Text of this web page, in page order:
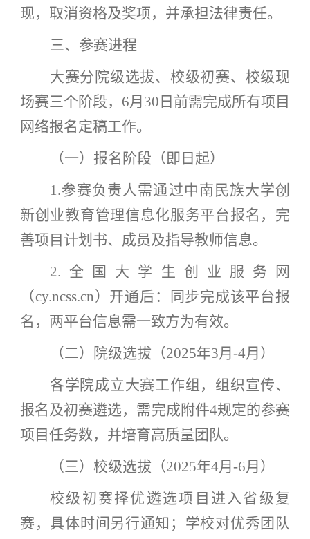
现，取消资格及奖项，并承担法律责任。
三、参赛进程
大赛分院级选拔、校级初赛、校级现
场赛三个阶段， 6月30日前需完成所有项目
网络报名定稿工作。
（一）报名阶段（即日起）
1.参赛负责人需通过中南民族大学创
新创业教育管理信息化服务平台报名，完
善项目计划书、成员及指导教师信息。
2.全国大学生创业服务网
（cy.ncss.cn）开通后：同步完成该平台报
名，两平台信息需一致方为有效。
（二）院级选拔（2025年3月-4月）
各学院成立大赛工作组，组织宣传、
报名及初赛遴选，需完成附件4规定的参赛
项目任务数，并培育高质量团队。
（三）校级选拔（2025年4月-6月）
校级初赛择优遴选项目进入省级复
赛，具体时间另行通知；学校对优秀团队